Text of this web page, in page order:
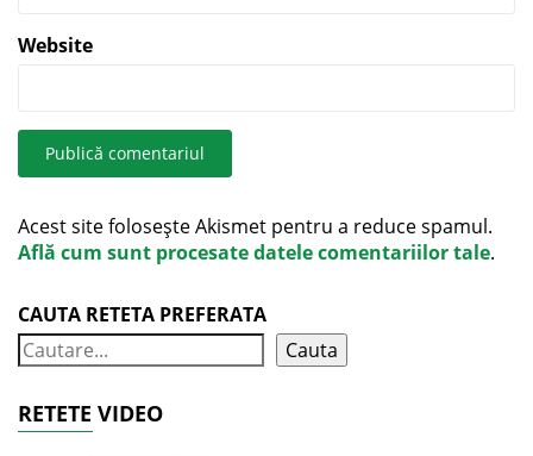
Website
Acest site folosește Akismet pentru a reduce spamul.
Află cum sunt procesate datele comentariilor tale.
CAUTA RETETA PREFERATA
Cauta
RETETE VIDEO